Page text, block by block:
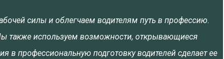
силы и облегчаем водителям путь в профессию.
также используем возможности, открывающиеся
в профессиональную подготовку водителей сделает ее